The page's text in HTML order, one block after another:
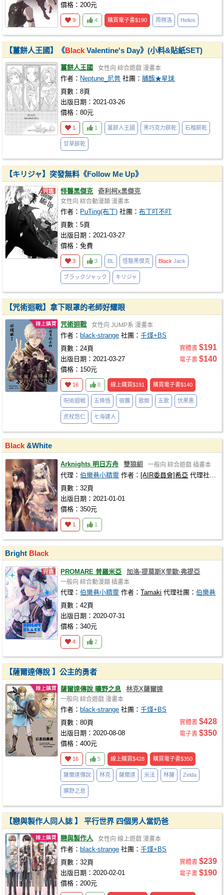
價格：200元
9 4 購買電子書$190 周棋洛 Helios
【薑餅人王國】《Black Valentine's Day》(小料&貼紙SET)
薑餅人王國 女性向 綜合遊戲 漫畫本
作者： Neptune_尼普 社團：脯醢★星球
頁數：8頁
出版日期：2021-03-26
價格：80元
1 1 薑餅人王國 黑巧克力餅乾 石榴餅乾
甘草餅乾
【キリジャ】突發無料《Follow Me Up》
怪醫黑傑克 奇利柯x黑傑克
女性向 綜合動漫類 漫畫本
作者： PuTing(布丁) 社團：布丁叮不叮
頁數：5頁
出版日期：2021-03-27
價格：免費
3 3 BL 怪醫黑傑克 Black Jack
ブラックジャック キリジャ
【咒術迴戰】拿下眼罩的老師好耀眼
咒術迴戰 女性向 JUMP系 漫畫本
作者： black-strange 社團：千煂+BS
頁數：24頁
出版日期：2021-03-27
價格：150元
實體書 $191
電子書 $140
16 8 線上購買$191 購買電子書$140
呪術廻戦 五條悟 宿儺 歌姬 五歌 伏黑惠
虎杖悠仁 七海建人
Black &White
Arknights 明日方舟 雙狼組 一般向 綜合遊戲 插畫本
代理：伯樂巷小精靈 作者： [AIR委員會]希亞 代理社團：
頁數：32頁
出版日期：2021-01-01
價格：350元
1 1
Bright Black
PROMARE 普羅米亞 加洛·提莫斯X里歐·弗提亞
一般向 綜合動漫類 插畫本
代理：伯樂巷小精靈 作者：Tamaki 代理社團：伯樂巷
頁數：42頁
出版日期：2020-07-31
價格：340元
4 2
【薩爾達傳說 】公主的勇者
薩爾達傳說 曠野之息 林克X薩爾達
一般向 綜合遊戲 漫畫本
作者： black-strange 社團：千煂+BS
頁數：80頁
出版日期：2020-08-08
價格：400元
實體書 $428
電子書 $350
16 5 線上購買$428 購買電子書$350
薩爾達傳說 林克 薩爾達 米法 林薩 Zelda
曠野之息
【戀與製作人同人誌 】 平行世界 四個男人當奶爸
戀與製作人 女性向 線上遊戲 漫畫本
作者： black-strange 社團：千煂+BS
頁數：32頁
出版日期：2020-02-01
價格：200元
實體書 $239
電子書 $190